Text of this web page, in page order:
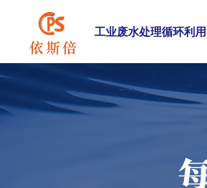
工业废水处理循环利